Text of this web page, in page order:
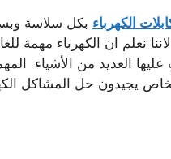
الكهرباء بكل سلاسة
نعلم ان الكهرباء مهمة
العديد من الأشياء
يجيدون حل المشاكل